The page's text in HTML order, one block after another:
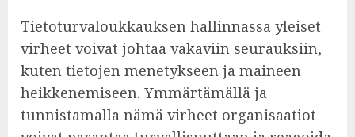
Tietoturvaloukkauksen hallinnassa yleiset
virheet voivat johtaa vakaviin seurauksiin,
kuten tietojen menetykseen ja maineen
heikkenemiseen. Ymmärtämällä ja
tunnistamalla nämä virheet organisaatiot